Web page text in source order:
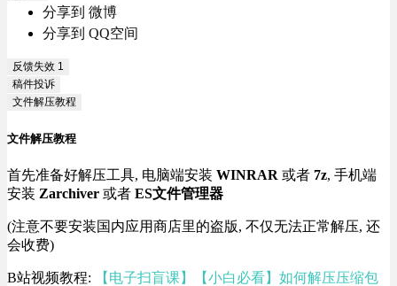
分享到 微博
分享到 QQ空间
反馈失效 1
稿件投诉
文件解压教程
文件解压教程
首先准备好解压工具, 电脑端安装 WINRAR 或者 7z, 手机端
安装 Zarchiver 或者 ES文件管理器
(注意不要安装国内应用商店里的盗版, 不仅无法正常解压, 还
会收费)
B站视频教程: 【电子扫盲课】【小白必看】如何解压压缩包